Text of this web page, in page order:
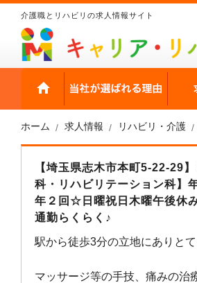
介護職とリハビリの求人情報サイト
当社
ホーム 求人情報 リハビリ・介護
【埼玉県志木市本町5-22-29
科・リハビリテーション科】
年２回☆日曜祝日木曜午後休
通勤らくらく♪
駅から徒歩3分の立地にありと
マッサージ等の手技、痛みの治